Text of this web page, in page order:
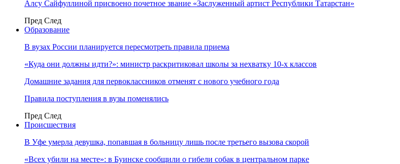
Алсу Сайфуллиной присвоено почетное звание «Заслуженный артист Республики Татарстан»
Пред След
Образование
В вузах России планируется пересмотреть правила приема
«Куда они должны идти?»: министр раскритиковал школы за нехватку 10-х классов
Домашние задания для первоклассников отменят с нового учебного года
Правила поступления в вузы поменялись
Пред След
Происшествия
В Уфе умерла девушка, попавшая в больницу лишь после третьего вызова скорой
«Всех убили на месте»: в Буинске сообщили о гибели собак в центральном парке